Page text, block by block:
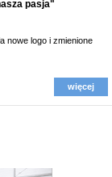
pasja"
nowe logo i zmienione
więcej